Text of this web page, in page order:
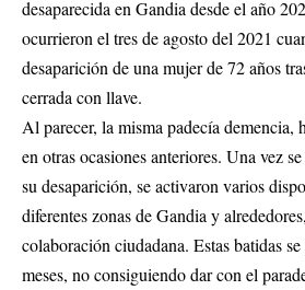
desaparecida en Gandia desde el año
ocurrieron el tres de agosto del 2021
desaparición de una mujer de 72 años
cerrada con llave.
Al parecer, la misma padecía demencia,
en otras ocasiones anteriores. Una vez
su desaparición, se activaron varios
diferentes zonas de Gandia y
colaboración ciudadana. Estas batidas
meses, no consiguiendo dar con el